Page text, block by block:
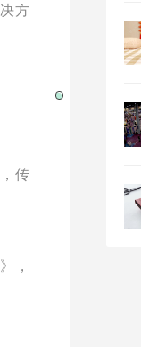
方
传
，